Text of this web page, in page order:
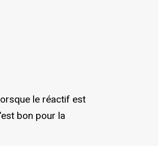
le réactif est
bon pour la